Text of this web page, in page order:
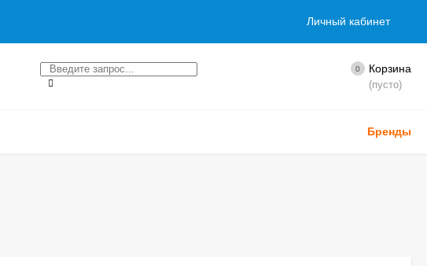
Личный кабинет
0 Корзина
(пусто)
Бренды